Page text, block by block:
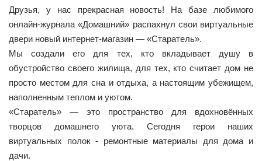
Друзья, у нас прекрасная новость! На базе любимого
онлайн‑журнала «Домашний» распахнул свои виртуальные
двери новый интернет‑магазин — «Старатель».
Мы создали его для тех, кто вкладывает душу в
обустройство своего жилища, для тех, кто считает дом не
просто местом для сна и отдыха, а настоящим убежищем,
наполненным теплом и уютом.
«Старатель» — это пространство для вдохновённых
творцов домашнего уюта. Сегодня герои наших
виртуальных полок - ремонтные материалы для дома и
дачи.